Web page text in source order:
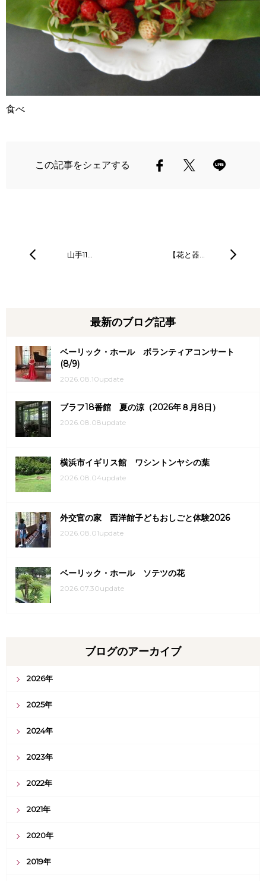
食べ
この記事をシェアする
山手11… 【花と器…
最新のブログ記事
ベーリック・ホール ボランティアコンサート
(8/9)
2026.08.10update
ブラフ18番館 夏の涼（2026年８月8日）
2026.08.08update
横浜市イギリス館 ワシントンヤシの葉
2026.08.04update
外交官の家 西洋館子どもおしごと体験2026
2026.08.01update
ベーリック・ホール ソテツの花
2026.07.30update
ブログのアーカイブ
2026年
2025年
2024年
2023年
2022年
2021年
2020年
2019年